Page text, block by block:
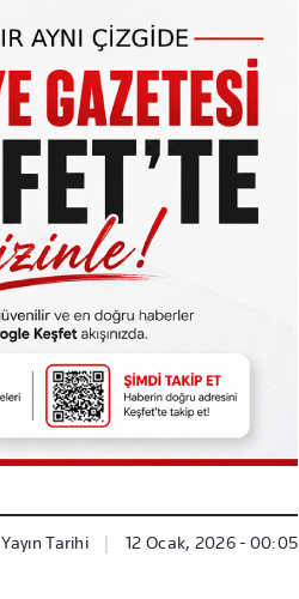
Yayın Tarihi 12 Ocak, 2026 - 00:05